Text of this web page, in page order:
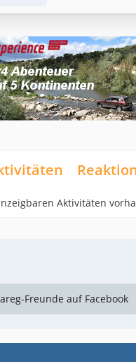
Aktivitäten
Freunde auf Facebook